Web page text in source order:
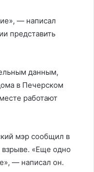
— написал
представить
данным,
в Печерском
работают
мэр сообщил в
«Еще одно
— написал он.